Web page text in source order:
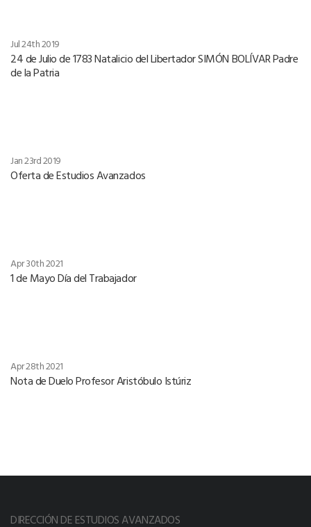
Jul 24th 2019
24 de Julio de 1783 Natalicio del Libertador SIMÓN BOLÍVAR Padre
de la Patria
Jan 23rd 2019
Oferta de Estudios Avanzados
Apr 30th 2021
1 de Mayo Día del Trabajador
Apr 28th 2021
Nota de Duelo Profesor Aristóbulo Istúriz
DIRECCIÓN DE ESTUDIOS AVANZADOS